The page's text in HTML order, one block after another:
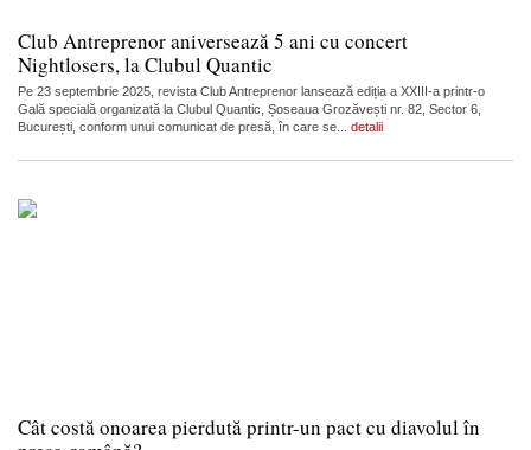
Club Antreprenor aniversează 5 ani cu concert
Nightlosers, la Clubul Quantic
Pe 23 septembrie 2025, revista Club Antreprenor lansează ediția a XXIII-a printr-o
Gală specială organizată la Clubul Quantic, Șoseaua Grozăvești nr. 82, Sector 6,
București, conform unui comunicat de presă, în care se... detalii
Cât costă onoarea pierdută printr-un pact cu diavolul în